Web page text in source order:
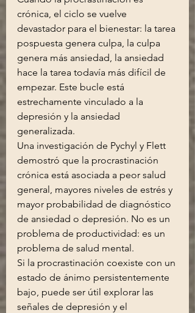
crónica, el ciclo se vuelve
devastador para el bienestar: la tarea
pospuesta genera culpa, la culpa
genera más ansiedad, la ansiedad
hace la tarea todavía más difícil de
empezar. Este bucle está
estrechamente vinculado a la
depresión y la ansiedad
generalizada.
Una investigación de Pychyl y Flett
demostró que la procrastinación
crónica está asociada a peor salud
general, mayores niveles de estrés y
mayor probabilidad de diagnóstico
de ansiedad o depresión. No es un
problema de productividad: es un
problema de salud mental.
Si la procrastinación coexiste con un
estado de ánimo persistentemente
bajo, puede ser útil explorar las
señales de depresión y el